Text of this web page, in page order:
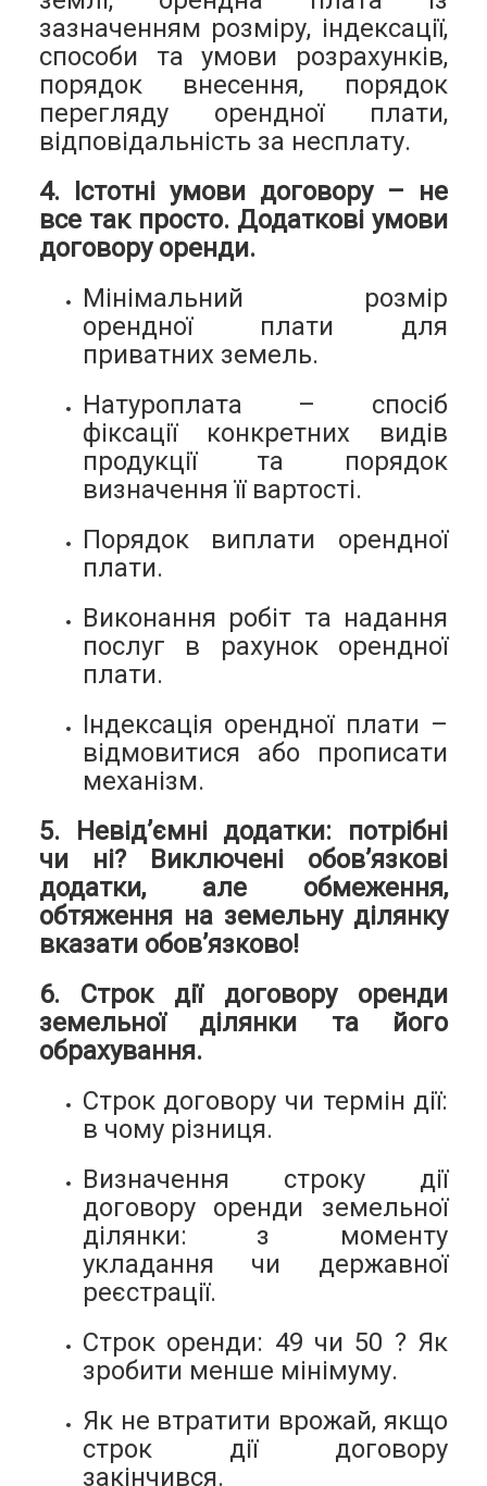
зазначенням розміру, індексації,
способи та умови розрахунків,
порядок внесення, порядок
перегляду орендної плати,
відповідальність за несплату.
4. Істотні умови договору – не
все так просто. Додаткові умови
договору оренди.
Мінімальний розмір
орендної плати для
приватних земель.
Натуроплата – спосіб
фіксації конкретних видів
продукції та порядок
визначення її вартості.
Порядок виплати орендної
плати.
Виконання робіт та надання
послуг в рахунок орендної
плати.
Індексація орендної плати –
відмовитися або прописати
механізм.
5. Невід’ємні додатки: потрібні
чи ні? Виключені обов’язкові
додатки, але обмеження,
обтяження на земельну ділянку
вказати обов’язково!
6. Строк дії договору оренди
земельної ділянки та його
обрахування.
Строк договору чи термін дії:
в чому різниця.
Визначення строку дії
договору оренди земельної
ділянки: з моменту
укладання чи державної
реєстрації.
Строк оренди: 49 чи 50 ? Як
зробити менше мінімуму.
Як не втратити врожай, якщо
строк дії договору
закінчився.